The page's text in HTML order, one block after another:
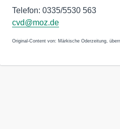
Telefon: 0335/5530 563
cvd@moz.de
Original-Content von: Märkische Oderzeitung,